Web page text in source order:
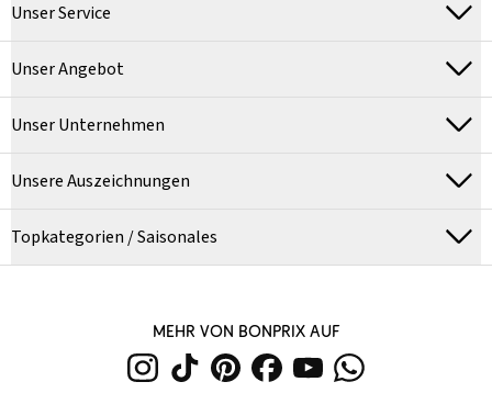
Unser Service
Unser Angebot
Unser Unternehmen
Unsere Auszeichnungen
Topkategorien / Saisonales
MEHR VON BONPRIX AUF